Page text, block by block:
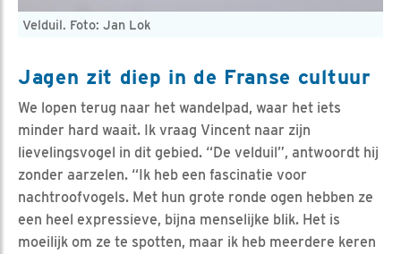
Velduil. Foto: Jan Lok
Jagen zit diep in de Franse cultuur
We lopen terug naar het wandelpad, waar het iets
minder hard waait. Ik vraag Vincent naar zijn
lievelingsvogel in dit gebied. “De velduil”, antwoordt hij
zonder aarzelen. “Ik heb een fascinatie voor
nachtroofvogels. Met hun grote ronde ogen hebben ze
een heel expressieve, bijna menselijke blik. Het is
moeilijk om ze te spotten, maar ik heb meerdere keren